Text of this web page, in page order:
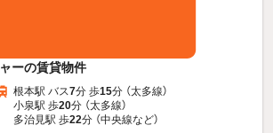
ーの賃貸物件
根本駅 バス7分 歩15分 （太多線）
小泉駅 歩20分 （太多線）
多治見駅 歩22分 （中央線など）